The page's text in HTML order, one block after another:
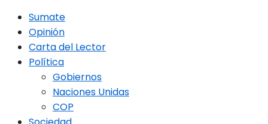
Sumate
Opinión
Carta del Lector
Política
Gobiernos
Naciones Unidas
COP